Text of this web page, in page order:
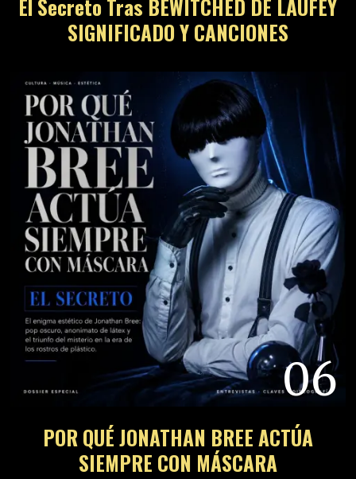
El Secreto Tras BEWITCHED DE LAUFEY
SIGNIFICADO Y CANCIONES
06
POR QUÉ JONATHAN BREE ACTÚA
SIEMPRE CON MÁSCARA